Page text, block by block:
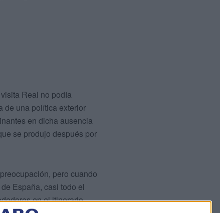
Real no podía
de una política exterior
en dicha ausencia
se produjo después por
pero cuando
España, casi todo el
en el itinerario,